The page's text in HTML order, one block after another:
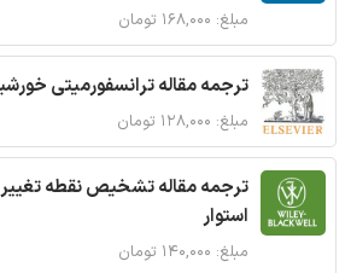
مبلغ: ۱۶۸,۰۰۰ تومان
ترجمه مقاله ترانسفورمیتی
مبلغ: ۱۲۸,۰۰۰ تومان
ترجمه مقاله تشخیص نقطه تغییر
استوار
مبلغ: ۱۴۰,۰۰۰ تومان